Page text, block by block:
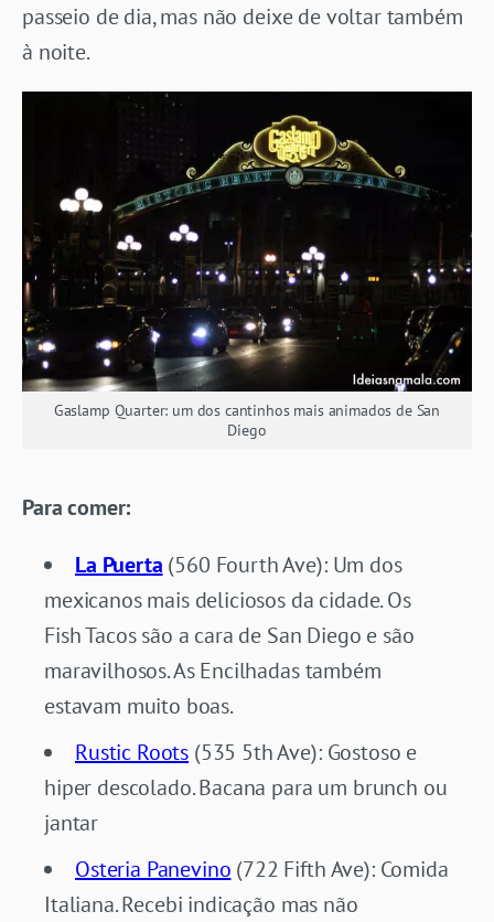
passeio de dia, mas não deixe de voltar também
à noite.
Gaslamp Quarter: um dos cantinhos mais animados de San
Diego
Para comer:
La Puerta (560 Fourth Ave): Um dos
mexicanos mais deliciosos da cidade. Os
Fish Tacos são a cara de San Diego e são
maravilhosos. As Encilhadas também
estavam muito boas.
Rustic Roots (535 5th Ave): Gostoso e
hiper descolado. Bacana para um brunch ou
jantar
Osteria Panevino (722 Fifth Ave): Comida
Italiana. Recebi indicação mas não